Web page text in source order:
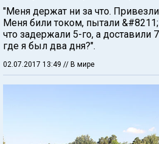
"Меня держат ни за что.
Меня били током, пытали
что задержали 5-го, а доставили
где я был два дня?".
02.07.2017 13:49 // В мире